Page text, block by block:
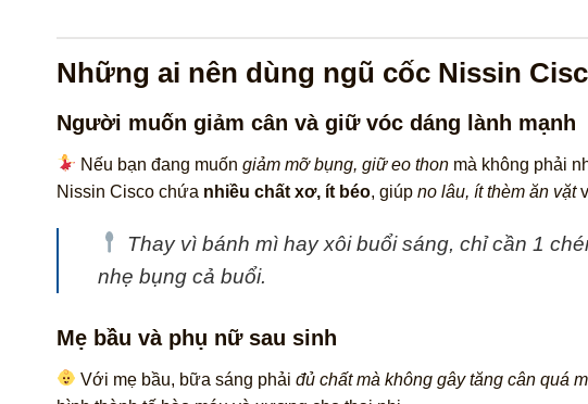
Những ai nên dùng ngũ cốc Nissin
Người muốn giảm cân và giữ vóc dáng lành mạnh
Nếu bạn đang muốngiảm mỡ bụng, giữ eo thon mà không phải
Nissin Cisco chứa nhiều chất xơ, ít béo, giúp no lâu, ít thèm ăn vặt
Thay vì bánh mì hay xôi buổi sáng, chỉ cần 1
nhẹ bụng cả buổi.
Mẹ bầu và phụ nữ sau sinh
Với mẹ bầu, bữa sáng phảiđủ chất mà không gây tăng cân quá